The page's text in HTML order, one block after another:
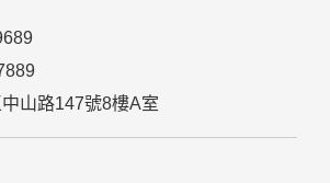
務，本網站會在您的電腦中放置並取用我
願接受Cookie的寫入，您可在您使用的
隱私權等級為高，即可拒絕Cookie的寫
修正
山路147號8樓A室